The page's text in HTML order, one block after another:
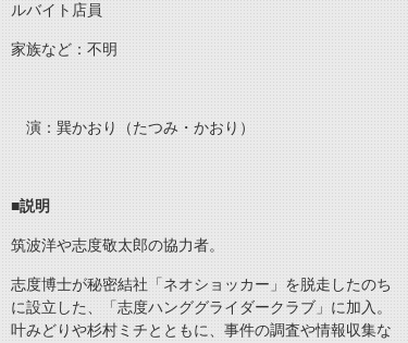
ルバイト店員
家族など：不明
演：巽かおり（たつみ・かおり）
■説明
筑波洋や志度敬太郎の協力者。
志度博士が秘密結社「ネオショッカー」を脱走したのち
に設立した、「志度ハンググライダークラブ」に加入。
叶みどりや杉村ミチとともに、事件の調査や情報収集な